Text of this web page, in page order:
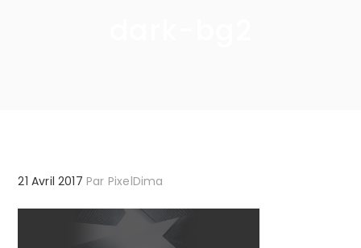
21 Avril 2017 Par PixelDima